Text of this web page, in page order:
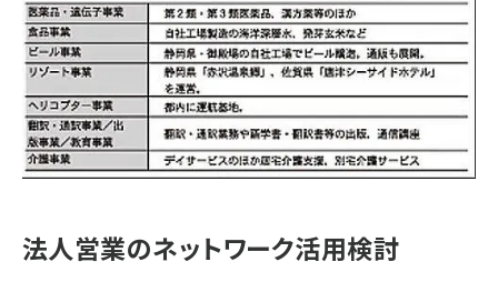
法人営業のネットワーク活用検討